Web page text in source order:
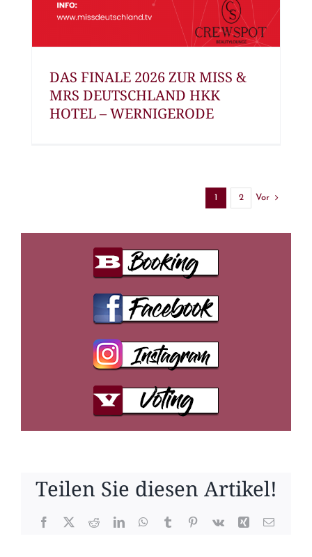
DAS FINALE 2026 ZUR MISS &
MRS DEUTSCHLAND HKK
HOTEL – WERNIGERODE
1 2 Vor
Teilen Sie diesen Artikel!
Facebook
X RedditLinkedInWhatsApp
TumblrPinterest
Vk Xing E-